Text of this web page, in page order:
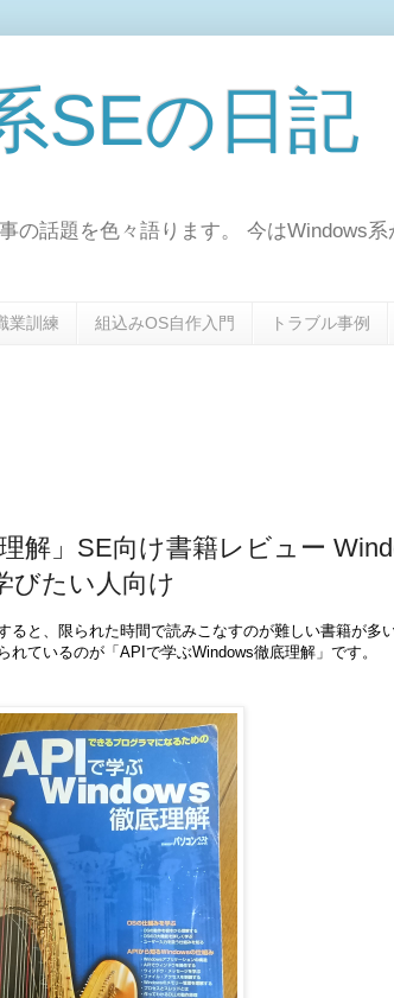
SEの日記
の話題を色々語ります。 今はWindows
業訓練 組込みOS自作入門 トラブル事例
解」SE向け書籍レビュー
びたい人向け
と、限られた時間で読みこなすのが難しい書籍が多い
ているのが「APIで学ぶWindows徹底理解」です。